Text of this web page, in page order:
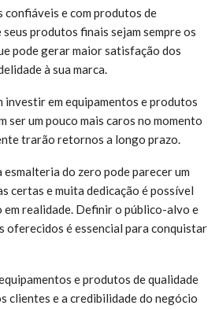
e com produtos de
produtos finais sejam sempre os
pode gerar maior satisfação dos
à sua marca.
investir em equipamentos e produtos
ser um pouco mais caros no momento
trarão retornos a longo prazo.
esmalteria do zero pode parecer um
certas e muita dedicação é possível
realidade. Definir o público-alvo e
oferecidos é essencial para conquistar
e produtos de qualidade
clientes e a credibilidade do negócio